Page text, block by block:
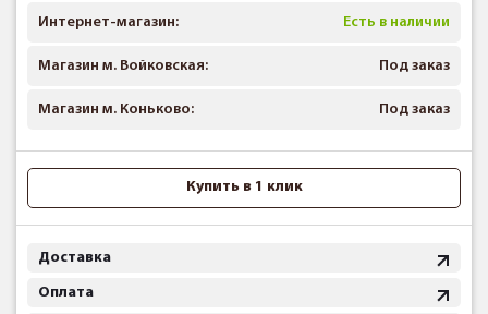
Интернет-магазин: Есть в наличии
Магазин м. Войковская: Под заказ
Магазин м. Коньково: Под заказ
Купить в 1 клик
Доставка
Оплата